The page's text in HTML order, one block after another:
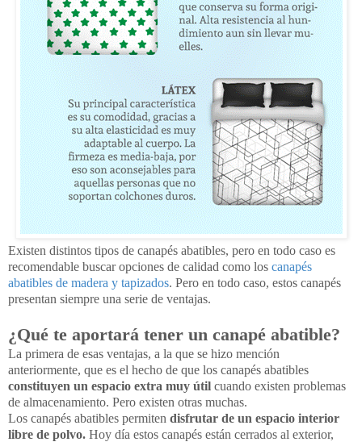
Existen distintos tipos de canapés abatibles, pero en todo caso es
recomendable buscar opciones de calidad como los canapés
abatibles de madera y tapizados. Pero en todo caso, estos canapés
presentan siempre una serie de ventajas.
¿Qué te aportará tener un canapé abatible?
La primera de esas ventajas, a la que se hizo mención
anteriormente, que es el hecho de que los canapés abatibles
constituyen un espacio extra muy útil cuando existen problemas
de almacenamiento. Pero existen otras muchas.
Los canapés abatibles permiten disfrutar de un espacio interior
libre de polvo. Hoy día estos canapés están cerrados al exterior,